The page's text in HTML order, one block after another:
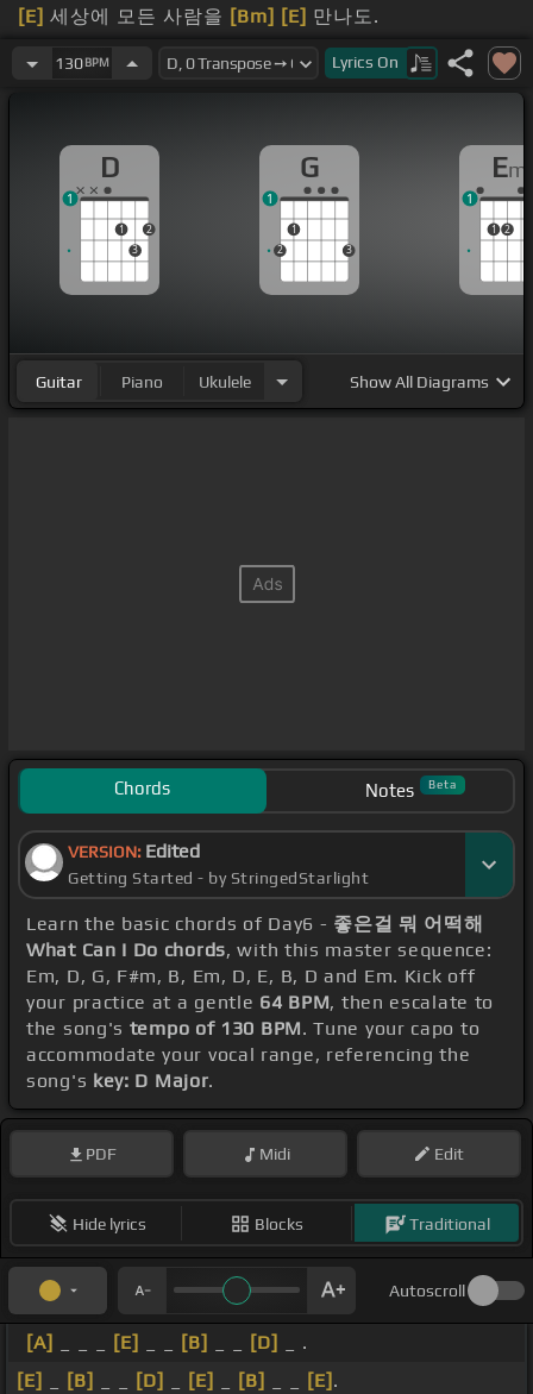
[E] 세상에 모든 사람을 [Bm] [E] 만나도.
내게[E]내 줄 시간은 없는 걸.
130BPM Lyrics On
D
1
3
2
1
G
2
1
3
1
Em
1 2
1
Guitar Piano Ukulele ShowAll Diagrams
Chords Notes Beta
VERSION: Edited
Getting Started - by StringedStarlight
Learn the basic chords of Day6 - 좋은걸 뭐 어떡해
What Can I Do chords, with this master sequence:
Em, D, G, F#m, B, Em, D, E, B, D and Em. Kick off
your practice at a gentle 64 BPM, then escalate to
the song's tempo of 130 BPM. Tune your capo to
accommodate your vocal range, referencing the
song's key: D Major.
PDF Midi Edit
Hide lyrics Blocks Traditional
Autoscroll
[A] [E] [B] [D]
_ .
[E]
[B] [D] [E] [B] [E] .